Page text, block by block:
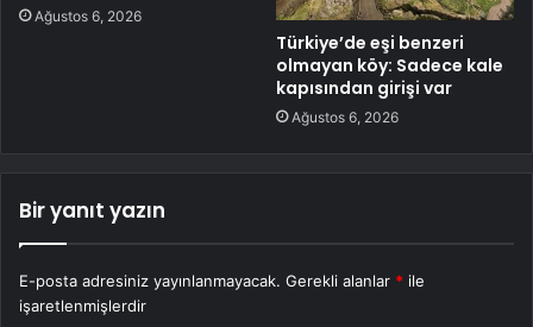
Ağustos 6, 2026
Türkiye’de eşi benzeri
olmayan köy: Sadece kale
kapısından girişi var
Ağustos 6, 2026
Bir yanıt yazın
E-posta adresiniz yayınlanmayacak. Gerekli alanlar * ile
işaretlenmişlerdir